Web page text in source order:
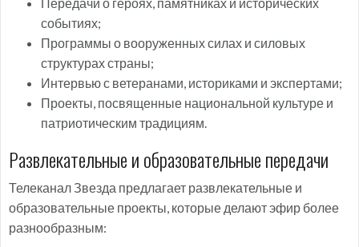
событиях;
Программы о вооруженных силах и силовых
структурах страны;
Интервью с ветеранами, историками и экспертами;
Проекты, посвященные национальной культуре и
патриотическим традициям.
Развлекательные и образовательные передачи
Телеканал Звезда предлагает развлекательные и
образовательные проекты, которые делают эфир более
разнообразным: